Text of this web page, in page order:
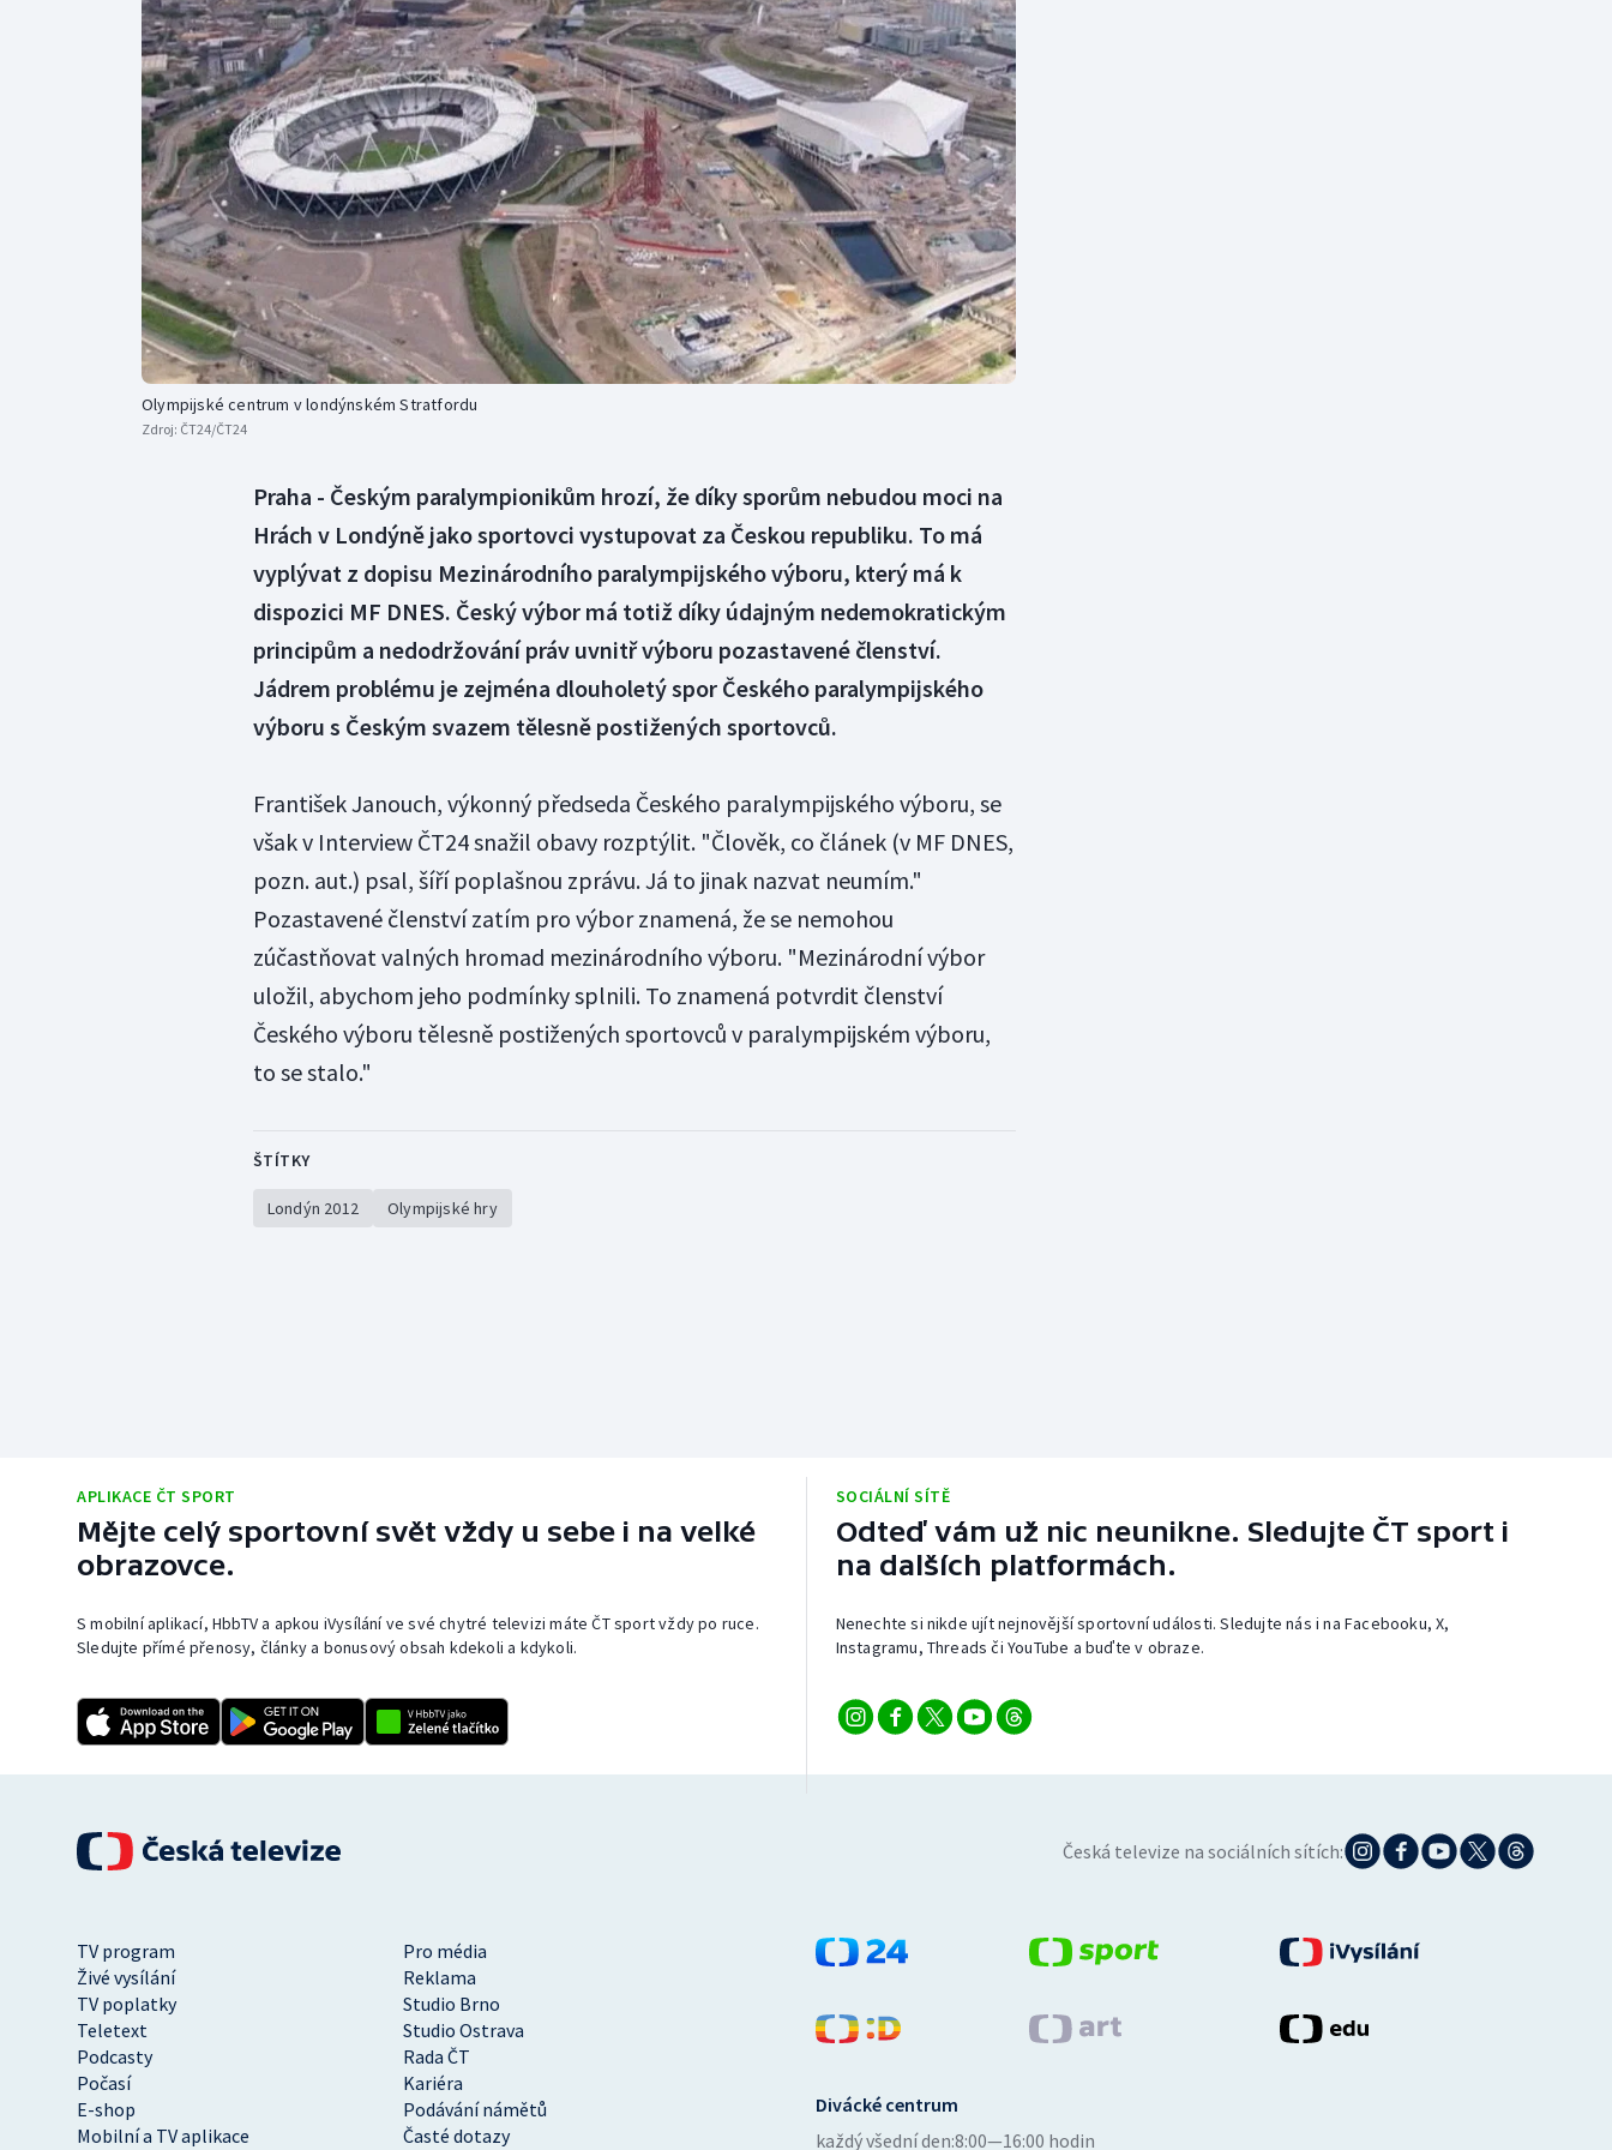
Curling
Dostihy
Florbal
Futsal
Golf
Gymnastika
Moderní pětiboj
Motorsport
Olympijské hry
Parasport
Plavání
Plážový volejbal
Triatlon
Veslování
Vodní slalom
Volejbal
Ostatní
Olympijské centrum v londýnském Stratfordu
Zdroj: ČT24/ČT24
Praha - Českým paralympionikům hrozí, že díky sporům nebudou moci na
Hrách v Londýně jako sportovci vystupovat za Českou republiku. To má
vyplývat z dopisu Mezinárodního paralympijského výboru, který má k
dispozici MF DNES. Český výbor má totiž díky údajným nedemokratickým
principům a nedodržování práv uvnitř výboru pozastavené členství.
Jádrem problému je zejména dlouholetý spor Českého paralympijského
výboru s Českým svazem tělesně postižených sportovců.
František Janouch, výkonný předseda Českého paralympijského výboru, se
však v Interview ČT24 snažil obavy rozptýlit. "Člověk, co článek (v MF DNES,
pozn. aut.) psal, šíří poplašnou zprávu. Já to jinak nazvat neumím."
Pozastavené členství zatím pro výbor znamená, že se nemohou
zúčastňovat valných hromad mezinárodního výboru. "Mezinárodní výbor
uložil, abychom jeho podmínky splnili. To znamená potvrdit členství
Českého výboru tělesně postižených sportovců v paralympijském výboru,
to se stalo."
ŠTÍTKY
Londýn 2012 Olympijské hry
APLIKACE ČT SPORT
Mějte celý sportovní svět vždy u sebe i na velké
obrazovce.
S mobilní aplikací, HbbTV a apkou iVysílání ve své chytré televizi máte ČT sport vždy po ruce.
Sledujte přímé přenosy, články a bonusový obsah kdekoli a kdykoli.
SOCIÁLNÍ SÍTĚ
Odteď vám už nic neunikne. Sledujte ČT sport i
na dalších platformách.
Nenechte si nikde ujít nejnovější sportovní události. Sledujte nás i na Facebooku, X,
Instagramu, Threads či YouTube a buďte v obraze.
Česká televize na sociálních sítích:
TV program
Pro média
Živé vysílání
Reklama
TV poplatky
Studio Brno
Teletext
Studio Ostrava
Podcasty
Rada ČT
Počasí
Kariéra
E-shop
Podávání námětů
Mobilní a TV aplikace
Časté dotazy
Divácké centrum
každý všední den:8:00—16:00 hodin